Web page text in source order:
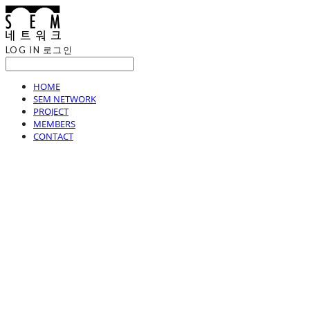
LOG IN 로그인
HOME
SEM NETWORK
PROJECT
MEMBERS
CONTACT